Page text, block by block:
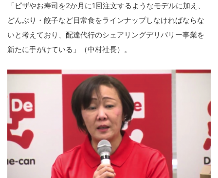
「ピザやお寿司を2か月に1回注文するようなモデルに加え、
どんぶり・餃子など日常食をラインナップしなければならな
いと考えており、配達代行のシェアリングデリバリー事業を
新たに手がけている」（中村社長）。